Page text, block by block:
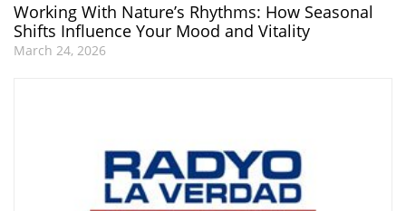
Working With Nature’s Rhythms: How Seasonal
Shifts Influence Your Mood and Vitality
March 24, 2026